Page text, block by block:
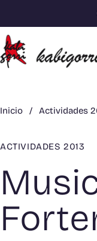
Inicio / Actividades
ACTIVIDADES 2013